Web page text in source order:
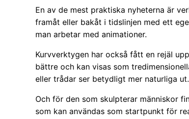
En av de mest praktiska nyheterna är
framåt eller bakåt i tidslinjen med ett
man arbetar med animationer.
Kurvverktygen har också fått en rejäl
bättre och kan visas som
eller trådar ser betydligt mer naturliga ut.
Och för den som skulpterar människor
som kan användas som startpunkt för